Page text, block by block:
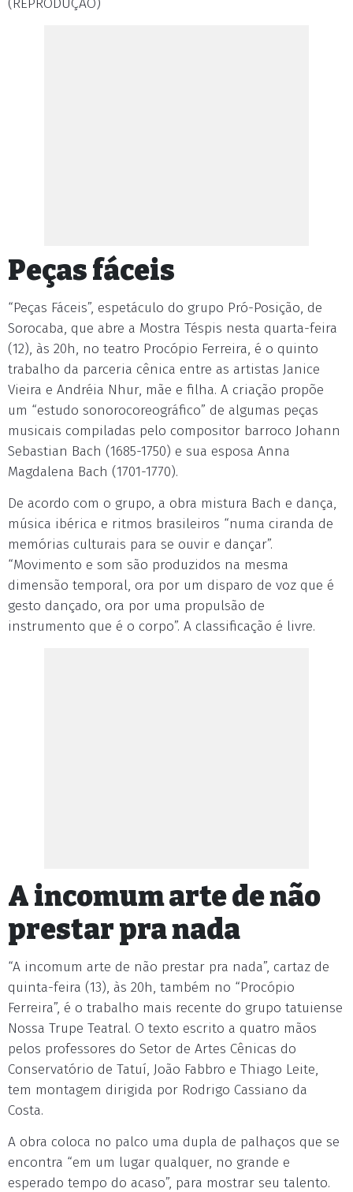
(REPRODUÇÃO)
Peças fáceis
“Peças Fáceis”, espetáculo do grupo Pró-Posição, de
Sorocaba, que abre a Mostra Téspis nesta quarta-feira
(12), às 20h, no teatro Procópio Ferreira, é o quinto
trabalho da parceria cênica entre as artistas Janice
Vieira e Andréia Nhur, mãe e filha. A criação propõe
um “estudo sonorocoreográfico” de algumas peças
musicais compiladas pelo compositor barroco Johann
Sebastian Bach (1685-1750) e sua esposa Anna
Magdalena Bach (1701-1770).
De acordo com o grupo, a obra mistura Bach e dança,
música ibérica e ritmos brasileiros “numa ciranda de
memórias culturais para se ouvir e dançar”.
“Movimento e som são produzidos na mesma
dimensão temporal, ora por um disparo de voz que é
gesto dançado, ora por uma propulsão de
instrumento que é o corpo”. A classificação é livre.
A incomum arte de não
prestar pra nada
“A incomum arte de não prestar pra nada”, cartaz de
quinta-feira (13), às 20h, também no “Procópio
Ferreira”, é o trabalho mais recente do grupo tatuiense
Nossa Trupe Teatral. O texto escrito a quatro mãos
pelos professores do Setor de Artes Cênicas do
Conservatório de Tatuí, João Fabbro e Thiago Leite,
tem montagem dirigida por Rodrigo Cassiano da
Costa.
A obra coloca no palco uma dupla de palhaços que se
encontra “em um lugar qualquer, no grande e
esperado tempo do acaso”, para mostrar seu talento.